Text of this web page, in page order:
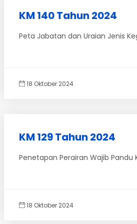
KM 140 Tahun 2024
Peta Jabatan dan Uraian Jenis
18 Oktober 2024
KM 129 Tahun 2024
Penetapan Perairan Wajib Pandu
18 Oktober 2024